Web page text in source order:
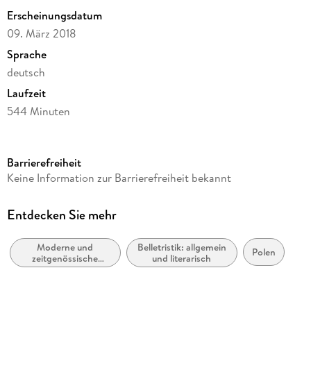
Erscheinungsdatum
09. März 2018
Sprache
deutsch
Laufzeit
544 Minuten
Autor/Autorin
Herausgegeben von
Sprecher/Sprecherin
Günter Grass
Barrierefreiheit
Keine Information zur Barrierefreiheit bekannt
Entdecken Sie mehr
Moderne und
zeitgenössische
Belletristik: allgemein
Belletristik: allgemein
und literarisch
Polen